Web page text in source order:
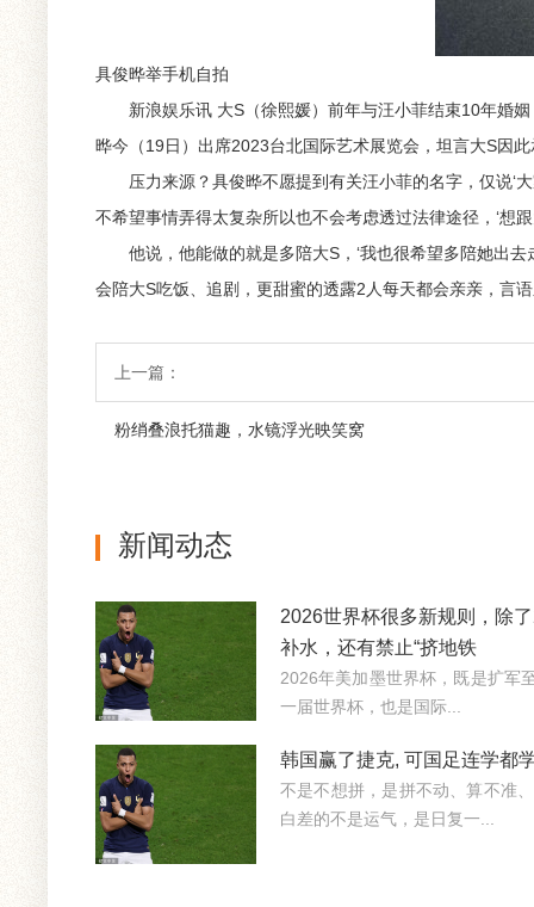
具俊晔举手机自拍
新浪娱乐讯 大S（徐熙媛）前年与汪小菲结束10年婚姻
晔今（19日）出席2023台北国际艺术展览会，坦言大S因
压力来源？具俊晔不愿提到有关汪小菲的名字，仅说‘大
不希望事情弄得太复杂所以也不会考虑透过法律途径，‘想
他说，他能做的就是多陪大S，‘我也很希望多陪她出去
会陪大S吃饭、追剧，更甜蜜的透露2人每天都会亲亲，言
上一篇：
粉绡叠浪托猫趣，水镜浮光映笑窝
新闻动态
2026世界杯很多新规则，除
补水，还有禁止“挤地铁
2026年美加墨世界杯，既是扩军
一届世界杯，也是国际...
韩国赢了捷克, 可国足连学都
不是不想拼，是拼不动、算不准
白差的不是运气，是日复一...